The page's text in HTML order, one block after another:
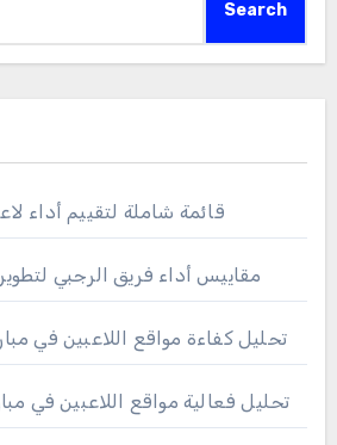
قائمة شاملة لتقييم أداء
مقاييس أداء فريق الرجبي
تحليل كفاءة مواقع اللاعبين في
تحليل فعالية مواقع اللاعبين في